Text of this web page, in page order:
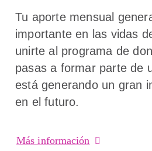
Tu aporte mensual
importante en las vidas
unirte al programa de
pasas a formar parte de
está generando un gran
en el futuro.
Más información